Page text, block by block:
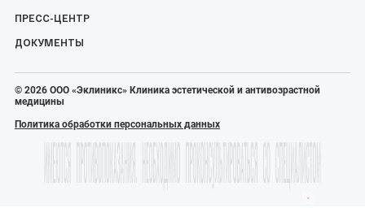
ПРЕСС-ЦЕНТР
ДОКУМЕНТЫ
© 2026 ООО «Эклиникс» Клиника эстетической и антивозрастной
медицины
Политика обработки персональных данных